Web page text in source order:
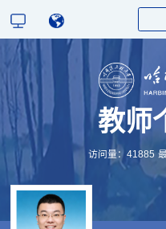
教师
访问量： 41885